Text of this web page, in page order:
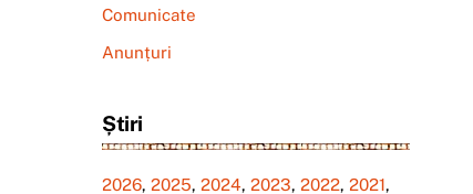
Comunicate
Anunțuri
Știri
2026, 2025, 2024, 2023, 2022, 2021,